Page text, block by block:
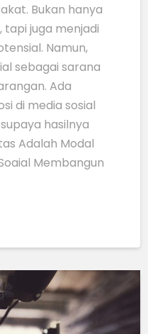
Bukan hanya
tapi juga menjadi
Namun,
sebagai sarana
Ada
di media sosial
hasilnya
Adalah Modal
Membangun